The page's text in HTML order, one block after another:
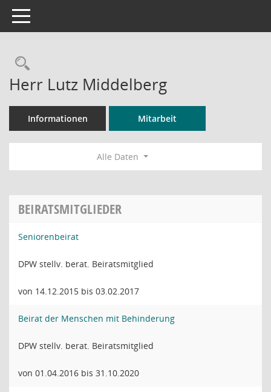
Toggle navigation
Rechercheauswahl
Herr Lutz Middelberg
Informationen Mitarbeit
Alle Daten
BEIRATSMITGLIEDER
Seniorenbeirat
DPW stellv. berat. Beiratsmitglied
von 14.12.2015 bis 03.02.2017
Beirat der Menschen mit Behinderung
DPW stellv. berat. Beiratsmitglied
von 01.04.2016 bis 31.10.2020